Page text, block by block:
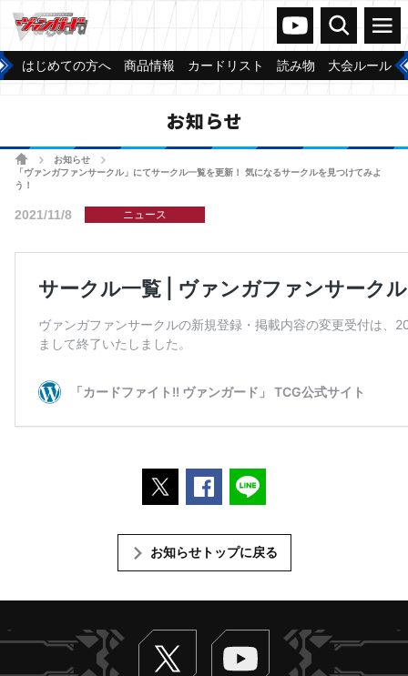
ヴァンガードch
検索 メニュー
はじめての方へ 商品情報 カードリスト 読み物 大会ルール
お知らせ
ホームお知らせ
「ヴァンガファンサークル」にてサークル一覧を更新！ 気になるサークルを見つけてみよ
う！
2021/11/8 ニュース
ポストするFacebookでシェアする
お知らせトップに戻る
Twitter ヴァンガードch